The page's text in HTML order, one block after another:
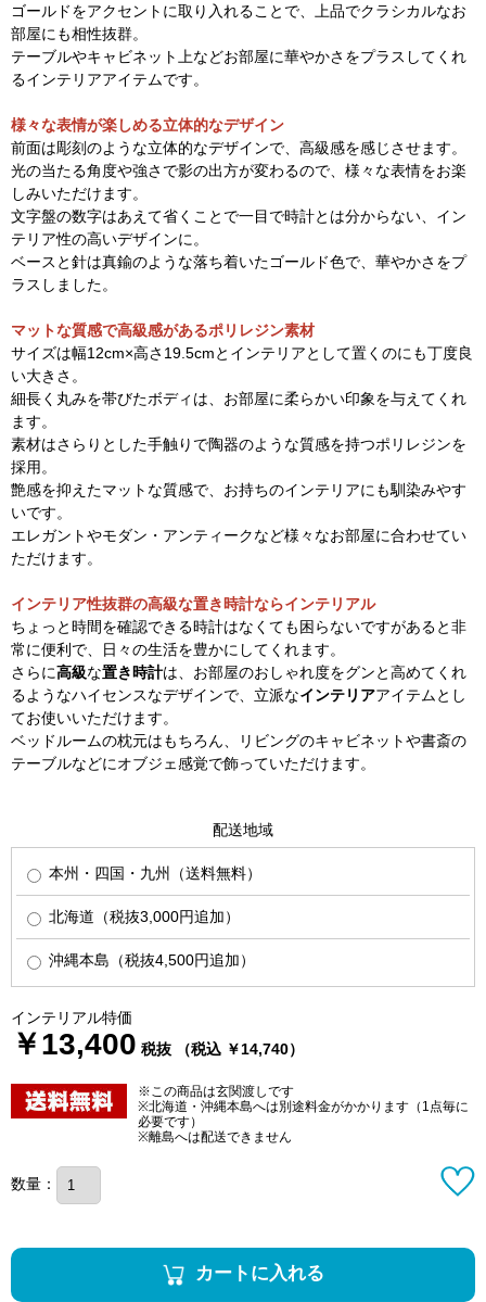
ゴールドをアクセントに取り入れることで、上品でクラシカルなお
部屋にも相性抜群。
テーブルやキャビネット上などお部屋に華やかさをプラスしてくれ
るインテリアアイテムです。
様々な表情が楽しめる立体的なデザイン
前面は彫刻のような立体的なデザインで、高級感を感じさせます。
光の当たる角度や強さで影の出方が変わるので、様々な表情をお楽
しみいただけます。
文字盤の数字はあえて省くことで一目で時計とは分からない、イン
テリア性の高いデザインに。
ベースと針は真鍮のような落ち着いたゴールド色で、華やかさをプ
ラスしました。
マットな質感で高級感があるポリレジン素材
サイズは幅12cm×高さ19.5cmとインテリアとして置くのにも丁度良
い大きさ。
細長く丸みを帯びたボディは、お部屋に柔らかい印象を与えてくれ
ます。
素材はさらりとした手触りで陶器のような質感を持つポリレジンを
採用。
艶感を抑えたマットな質感で、お持ちのインテリアにも馴染みやす
いです。
エレガントやモダン・アンティークなど様々なお部屋に合わせてい
ただけます。
インテリア性抜群の高級な置き時計ならインテリアル
ちょっと時間を確認できる時計はなくても困らないですがあると非
常に便利で、日々の生活を豊かにしてくれます。
さらに高級な置き時計は、お部屋のおしゃれ度をグンと高めてくれ
るようなハイセンスなデザインで、立派なインテリアアイテムとし
てお使いいただけます。
ベッドルームの枕元はもちろん、リビングのキャビネットや書斎の
テーブルなどにオブジェ感覚で飾っていただけます。
配送地域
本州・四国・九州（送料無料）
北海道（税抜3,000円追加）
沖縄本島（税抜4,500円追加）
インテリアル特価
￥13,400 税抜 （税込 ￥14,740）
※この商品は玄関渡しです
※北海道・沖縄本島へは別途料金がかかります（1点毎に
必要です）
※離島へは配送できません
数量：
カートに入れる